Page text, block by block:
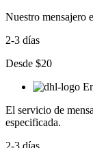
Nuestro mensajero
2-3 días
Desde $20
El servicio de
especificada.
2-3 días